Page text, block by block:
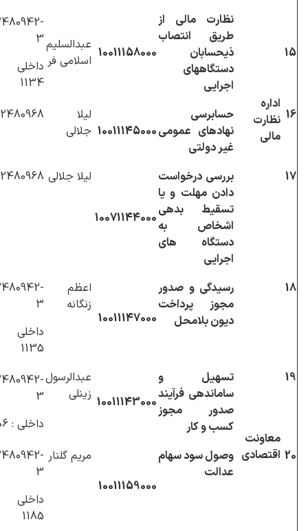
اداره
نظارت
مالی
15
نظارت مالی از
طریق انتصاب
ذیحسابان
دستگاههای
اجرایی
10011158000 عبدالسلیم
اسلامی فر
3
1134
16
حسابرسی
نهادهای عمومی
غیر دولتی
10011145000
لیلا
جلالی
17
بررسی درخواست
دادن مهلت و یا
تسقیط بدهی
اشخاص به
دستگاه های
اجرایی
10071144000
لیلا جلالی
18
رسیدگی و صدور
مجوز پرداخت
دیون بلامحل
10011147000
اعظم
زنگانه
3
1135
19
معاونت
اقتصادی
تسهیل و
ساماندهی فرآیند
صدور مجوز
کسب و کار
10011143000
عبدالرسول
زینلی
3
داخلی : 1206
20
وصول سود سهام
عدالت
10011159000
مریم گلنار
3
1185